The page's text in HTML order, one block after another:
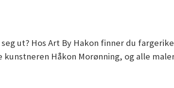
ut? Hos Art By Hakon finner du
Håkon Morønning, og alle